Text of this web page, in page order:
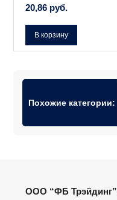
20,86 руб.
В корзину
Похожие категории:
ООО “ФБ Трэйдинг”